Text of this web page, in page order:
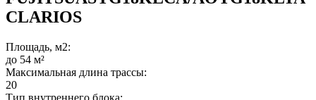
CLARIOS
Площадь, м2:
до 54 м²
Максимальная длина трассы:
20
Тип внутреннего блока: